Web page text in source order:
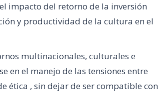
impacto del retorno de la inversión
y productividad de la cultura en el
multinacionales, culturales e
en el manejo de las tensiones entre
ética , sin dejar de ser compatible con